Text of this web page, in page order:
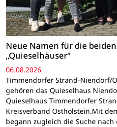
Neue Namen für die
„Quieselhäuser“
06.08.2026
Timmendorfer Strand-Niendorf/
gehören das Quieselhaus
Quieselhaus Timmendorfer
Kreisverband Ostholstein.Mit
begann zugleich die Suche